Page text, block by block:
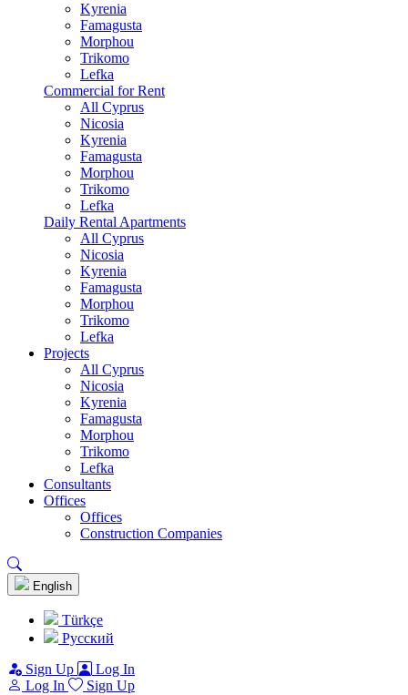
Kyrenia
Famagusta
Morphou
Trikomo
Lefka
Commercial for Rent
All Cyprus
Nicosia
Kyrenia
Famagusta
Morphou
Trikomo
Lefka
Daily Rental Apartments
All Cyprus
Nicosia
Kyrenia
Famagusta
Morphou
Trikomo
Lefka
Projects
All Cyprus
Nicosia
Kyrenia
Famagusta
Morphou
Trikomo
Lefka
Consultants
Offices
Offices
Construction Companies
English
Türkçe
Pусский
Sign Up
Log In
Log In
Sign Up